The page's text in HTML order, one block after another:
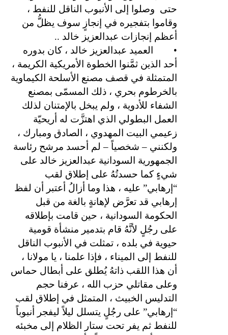
حتى وصلوا إلى الأنبوب الناقل للنفط ،
وقاموا بتفجيره في إنجازٍ سوف يظلُّ من
أعظم إنجازات عبدالعزيز خالد ..
•
العميد عبدالعزيز خالد ، كان بدوره
أحد الذين ثمَّنوا الخطوة الأمريكية الكريمة ،
المتمثلة في قصف مصنع الأسلحة الكيماوية
بالخرطوم بحري ، ذلك المسمّى بمصنع
الشفاء للأدوية ، ولم يبخل بالإمتنان لذلك
العمل البطولي الذي اهتزَّت له أريحيّة
زعيمي البيت المهدوي ، الصادق ومبارك ،
ولكنني – شخصياً – لم أحسد مرشح رئاسة
الجمهورية السودانية عبدالعزيز خالد على
شيءٍ كما حسدتُهُ على إطلاق لقب
“إرهابي” عليه ، هذا وما أزالُ أعتبر أن لفظ
إرهابي قد تعرَّض لإهانةٍ بالغة من قبل
الحكومة السودانية ، حين قامت بإطلاقه
على رجُلٍ لأنَّهُ قام بتدمير منشأة قومية
حيوية في بلده ، تمثلت في الأنبوب الناقل
للنفط إلى الميناء ، فإذا علمنا ، يا مولانا ،
أن هذا اللقب ذاتهُ يُطلق على أبطال حماس
وعلى مقاتلي حزب الله ، عرفنا حجم
التدليس الخبيث ، المتمثل في إطلاق لقب
“إرهابي” على رجُلٍ يتسلل ليلاً ليفجر أنبوباً
للنفط ثم يفر تحت ستار الظلام إلى مخبئه